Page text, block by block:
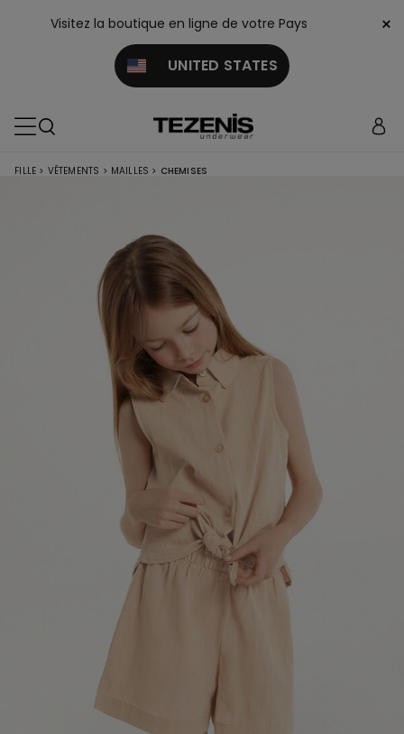
Visitez la boutique en ligne de votre Pays
UNITED STATES
×
FILLE > VÊTEMENTS > MAILLES > CHEMISES